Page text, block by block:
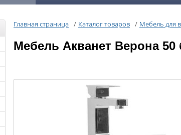
Главная страница / Каталог товаров / Мебель для
Мебель Акванет Верона